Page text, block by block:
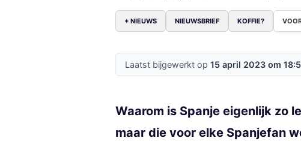
+ NIEUWS NIEUWSBRIEF KOFFIE?
Laatst bijgewerkt op 15 april 2023 om
Waarom is Spanje eigenlijk zo
maar die voor elke Spanjefan